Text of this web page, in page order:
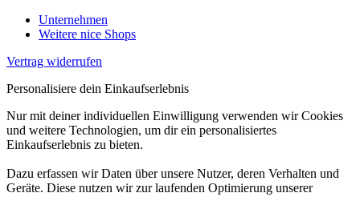
Unternehmen
Weitere nice Shops
Vertrag widerrufen
Personalisiere dein Einkaufserlebnis
Nur mit deiner individuellen Einwilligung verwenden wir Cookies
und weitere Technologien, um dir ein personalisiertes
Einkaufserlebnis zu bieten.
Dazu erfassen wir Daten über unsere Nutzer, deren Verhalten und
Geräte. Diese nutzen wir zur laufenden Optimierung unserer